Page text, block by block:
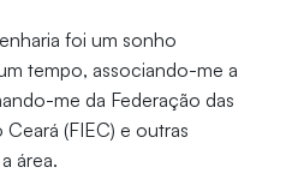
foi um sonho
tempo, associando-me a
me da Federação das
(FIEC) e outras
área.